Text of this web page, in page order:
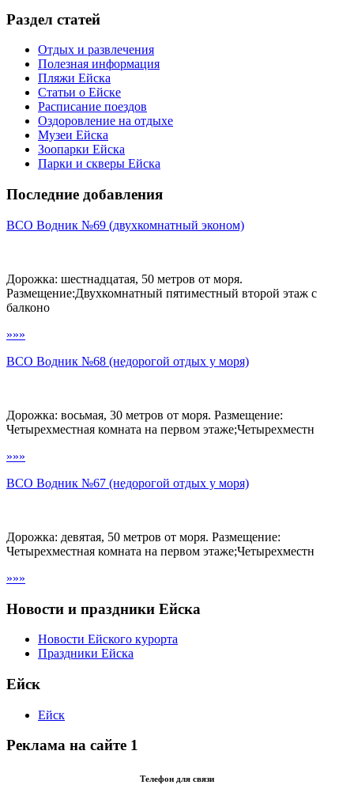
Раздел статей
Отдых и развлечения
Полезная информация
Пляжи Ейска
Статьи о Ейске
Расписание поездов
Оздоровление на отдыхе
Музеи Ейска
Зоопарки Ейска
Парки и скверы Ейска
Последние добавления
ВСО Водник №69 (двухкомнатный эконом)
Дорожка: шестнадцатая, 50 метров от моря.
Размещение:Двухкомнатный пятиместный второй этаж с
балконо
»»»
ВСО Водник №68 (недорогой отдых у моря)
Дорожка: восьмая, 30 метров от моря. Размещение:
Четырехместная комната на первом этаже;Четырехместн
»»»
ВСО Водник №67 (недорогой отдых у моря)
Дорожка: девятая, 50 метров от моря. Размещение:
Четырехместная комната на первом этаже;Четырехместн
»»»
Новости и праздники Ейска
Новости Ейского курорта
Праздники Ейска
Ейск
Ейск
Реклама на сайте 1
Телефон для связи